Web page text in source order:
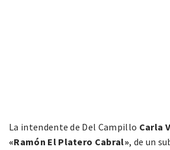
La intendente de Del Campillo Carla
«Ramón El Platero Cabral», de un